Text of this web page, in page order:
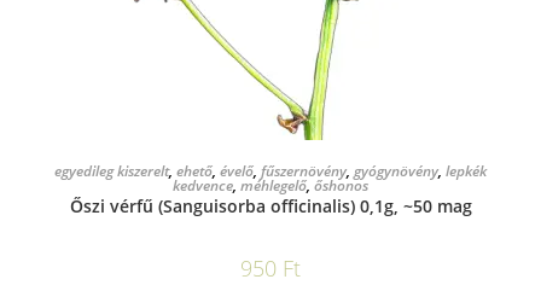
KOSÁRBA TESZEM
egyedileg kiszerelt, ehető, évelő, fűszernövény, gyógynövény, lepkék
kedvence, méhlegelő, őshonos
Őszi vérfű (Sanguisorba officinalis) 0,1g, ~50 mag
950 Ft